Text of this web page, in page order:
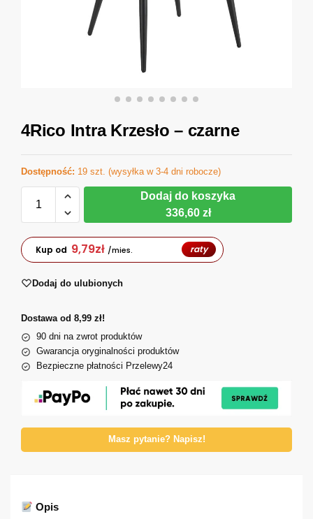
4Rico Intra Krzesło – czarne
Dostępność: 19 szt. (wysyłka w 3-4 dni robocze)
Dodaj do koszyka
336,60 zł
Kup od 9,79zł /mies. raty
Dodaj do ulubionych
Dostawa od 8,99 zł!
90 dni na zwrot produktów
Gwarancja oryginalności produktów
Bezpieczne płatności Przelewy24
Masz pytanie? Napisz!
Opis